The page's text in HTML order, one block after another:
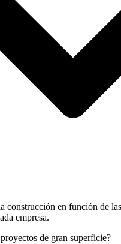
construcción en función de
empresa.
de gran superficie?